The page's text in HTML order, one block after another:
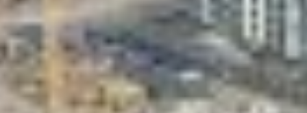
Lasten Lysti & LystiKylä-festivaali
Ohje
English